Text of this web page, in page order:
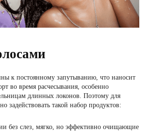
к постоянному запутыванию, что наносит
во время расчесывания, особенно
длинных локонов. Поэтому для
задействовать такой набор продуктов:
без слез, мягко, но эффективно очищающие